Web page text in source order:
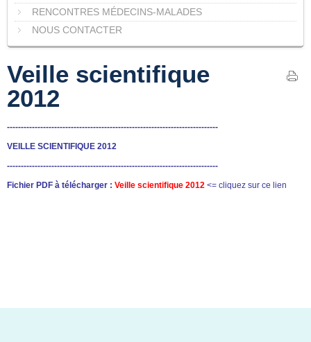
RENCONTRES MÉDECINS-MALADES
NOUS CONTACTER
Veille scientifique
2012
----------------------------------------------------------------------------
VEILLE SCIENTIFIQUE 2012
----------------------------------------------------------------------------
Fichier PDF à télécharger : Veille scientifique 2012 <= cliquez sur ce lien